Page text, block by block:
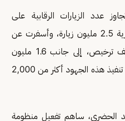
عدد الزيارات الرقابية على
المنشآت الغذائية والتجارية 2.5 مليون زيارة، وأسفرت عن
إصدار أكثر من 289 ألف ترخيص، إلى جانب 1.6 مليون
شهادة صحية، وشارك في تنفيذ هذه الجهود أكثر من 2,000
الحضري، ساهم تفعيل منظومة